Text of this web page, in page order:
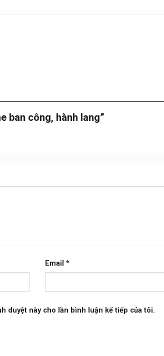
ban công, hành lang”
Email *
duyệt này cho lần bình luận kế tiếp của tôi.